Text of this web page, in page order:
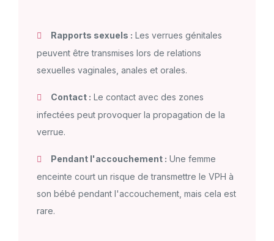
Rapports sexuels : Les verrues génitales
peuvent être transmises lors de relations
sexuelles vaginales, anales et orales.
Contact : Le contact avec des zones
infectées peut provoquer la propagation de la
verrue.
Pendant l'accouchement : Une femme
enceinte court un risque de transmettre le VPH à
son bébé pendant l'accouchement, mais cela est
rare.